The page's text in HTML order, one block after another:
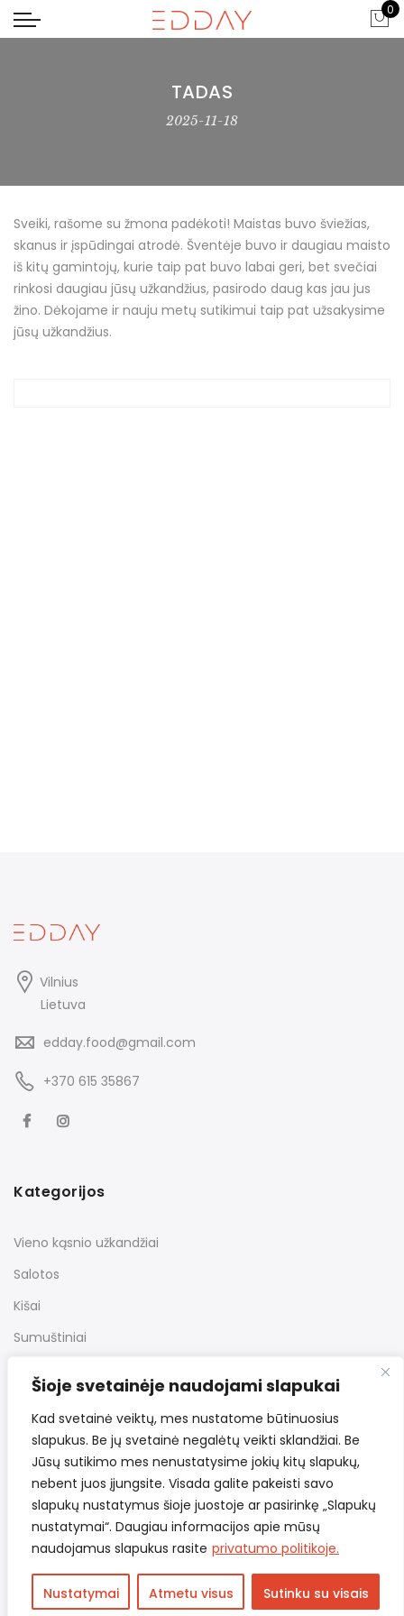
Šioje svetainėje naudojami slapukai
Kad svetainė veiktų, mes nustatome būtinuosius
slapukus. Be jų svetainė negalėtų veikti sklandžiai. Be
Jūsų sutikimo mes nenustatysime jokių kitų slapukų,
nebent juos įjungsite. Visada galite pakeisti savo
slapukų nustatymus šioje juostoje ar pasirinkę „Slapukų
nustatymai“. Daugiau informacijos apie mūsų
naudojamus slapukus rasite privatumo politikoje.
Nustatymai Atmetu visus Sutinku su visais
0
TADAS
2025-11-18
Sveiki, rašome su žmona padėkoti! Maistas buvo šviežias,
skanus ir įspūdingai atrodė. Šventėje buvo ir daugiau maisto
iš kitų gamintojų, kurie taip pat buvo labai geri, bet svečiai
rinkosi daugiau jūsų užkandžius, pasirodo daug kas jau jus
žino. Dėkojame ir nauju metų sutikimui taip pat užsakysime
jūsų užkandžius.
Vilnius
Lietuva
edday.food@gmail.com
+370 615 35867
Kategorijos
Vieno kąsnio užkandžiai
Salotos
Kišai
Sumuštiniai
Kiti užkandžiai
Nuorodos
Bendrosios taisyklės
Pristatymas ir grąžinimas
Privatumo politika